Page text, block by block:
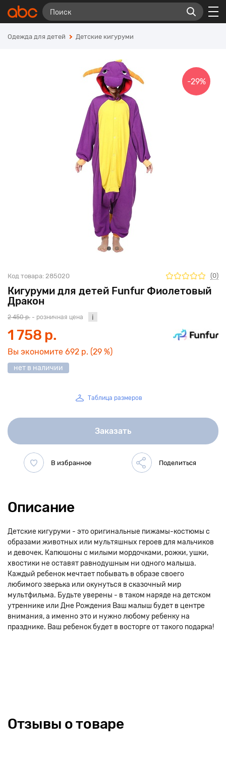
Одежда для детей Детские кигуруми
Кигуруми для детей Funfur Фиолетовый
Дракон
Код товара: 285020 (0)
-29%
2 450 р. - розничная цена
1 758 р.
Вы экономите 692 р. (29 %)
нет в наличии
Таблица размеров
Заказать
Описание
Детские кигуруми - это оригинальные пижамы-костюмы с
образами животных или мультяшных героев для мальчиков
и девочек. Капюшоны с милыми мордочками, рожки, ушки,
хвостики не оставят равнодушным ни одного малыша.
Каждый ребенок мечтает побывать в образе своего
любимого зверька или окунуться в сказочный мир
мультфильма. Будьте уверены - в таком наряде на детском
утреннике или Дне Рождения Ваш малыш будет в центре
внимания, а именно это и нужно любому ребенку на
празднике. Ваш ребенок будет в восторге от такого подарка!
Отзывы о товаре